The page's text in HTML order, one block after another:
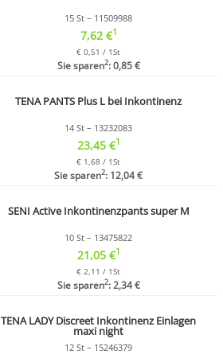
15 St – 11509988
7,62 €1
€ 0,51 / 1St
Sie sparen2: 0,85 €
TENA PANTS Plus L bei Inkontinenz
14 St – 13232083
23,45 €1
€ 1,68 / 1St
Sie sparen2: 12,04 €
SENI Active Inkontinenzpants super M
10 St – 13475822
21,05 €1
€ 2,11 / 1St
Sie sparen2: 2,34 €
TENA LADY Discreet Inkontinenz Einlagen
maxi night
12 St – 15246379